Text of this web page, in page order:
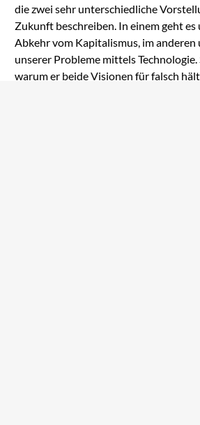
die zwei sehr unterschiedliche
Zukunft beschreiben. In einem geht es
Abkehr vom Kapitalismus, im anderen
unserer Probleme mittels
warum er beide Visionen für falsch